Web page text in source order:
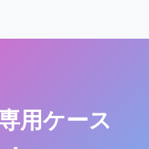
用ケース